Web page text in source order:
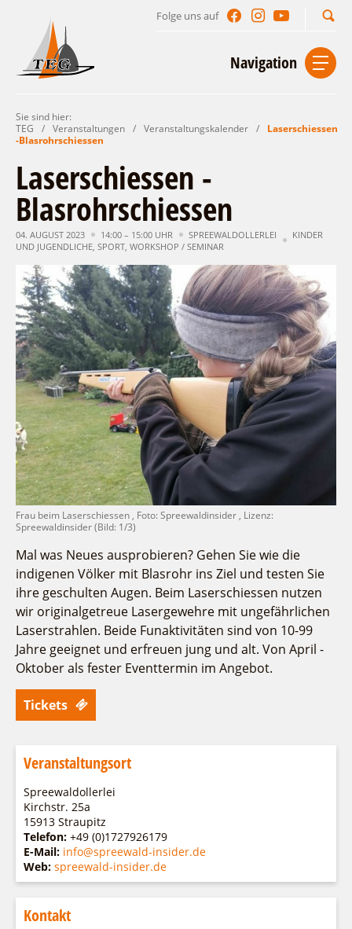
Folge uns auf
Navigation
Start Kontakt
Urlaub im Leichhardt Land
Reisegebiet
Lieblingsorte
Freizeit und Erholung
Auf & im Wasser
Per Rad
Zu Fuß
Aktiverlebnisse
Einkaufen
Sehenswertes
Naturlehrpfad Ludwig Leichhardt
Buchbare Angebote
Individuell
Gruppen
Touristinformationen
Fremdenverkehrsvereine
Ludwig Leichhardt
Kahnfahrten
Fahrgastschiff
Unterkünfte finden
Gastgeberverzeichnis
Gastronomie
Camping
Ferienhaus- und Campingpark „Ludwig
Leichhardt“
Spreewälder Seecamping
Campingplatz am Mochowsee
Campingplatz Jessern
Veranstaltungen
Veranstaltungskalender
Veranstaltungshöhepunkte
Wirtschaftsförderung
Regionalentwicklung
SPOT
Bürgerbus
Naturwelt Lieberoser Heide
Q-Gemeinde Schwielochsee
Staatlich anerkannter Erholungsort Goyatz
Mein Brandenburg – Infostelen
Unternehmensbetreuung
ILB
WFG
Service
Über uns
Team
Aktuelles
Infomaterial
Sie sind hier:
TEG
/ Veranstaltungen / Veranstaltungskalender /
Laserschiessen
-Blasrohrschiessen
Laserschiessen -
Blasrohrschiessen
04. AUGUST 2023 14:00 – 15:00 UHR SPREEWALDOLLERLEI
KINDER
UND JUGENDLICHE, SPORT, WORKSHOP / SEMINAR
Frau beim Laserschiessen , Foto: Spreewaldinsider , Lizenz:
Spreewaldinsider (Bild: 1/3)
Mal was Neues ausprobieren? Gehen Sie wie die
indigenen Völker mit Blasrohr ins Ziel und testen Sie
ihre geschulten Augen. Beim Laserschiessen nutzen
wir originalgetreue Lasergewehre mit ungefährlichen
Laserstrahlen. Beide Funaktivitäten sind von 10-99
Jahre geeignet und erfreuen jung und alt. Von April -
Oktober als fester Eventtermin im Angebot.
Tickets
Veranstaltungsort
Spreewaldollerlei
Kirchstr. 25a
15913 Straupitz
Telefon: +49 (0)1727926179
E-Mail: info@spreewald-insider.de
Web: spreewald-insider.de
Kontakt